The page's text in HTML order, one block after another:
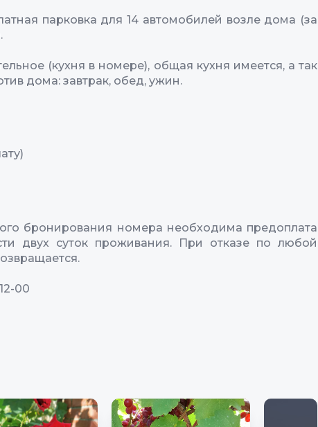
парковка для 14 автомобилей возле дома (за
(кухня в номере), общая кухня имеется, а так
дома: завтрак, обед, ужин.
бронирования номера необходима предоплата
двух суток проживания. При отказе по любой
00